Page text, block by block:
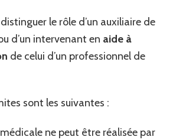
le rôle d’un auxiliaire de
d’un intervenant en aide à
de celui d’un professionnel de
sont les suivantes :
ne peut être réalisée par